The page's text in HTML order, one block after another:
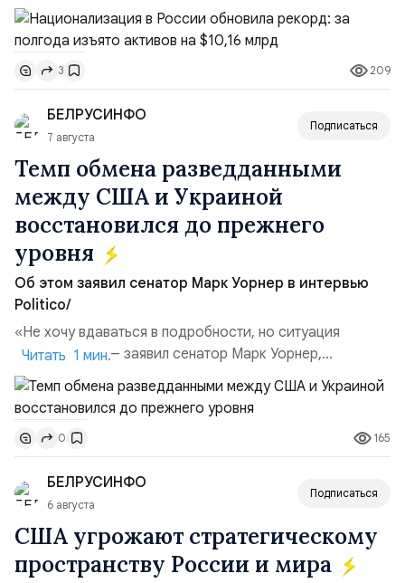
подсчитали аналитики AK&M. Это в 2,5 раза больше,
чем за аналогичный период 2025 года ($3,95 млрд).
Всего зафиксировано 15 национализационных
транзакций, которые обеспечили 42,2% денежного
объёма всего российского рынка слияний и
поглощений. Крупнейшей ...
3 209
БЕЛРУСИНФО
7 августа
Подписаться
Темп обмена разведданными
между США и Украиной
восстановился до прежнего
уровня
Об этом заявил сенатор Марк Уорнер в интервью
Politico/
«Не хочу вдаваться в подробности, но ситуация
улучшилась», — заявил сенатор Марк Уорнер,
высокопоставленный член комитета по разведке,
добавив, что использование Украиной беспилотников и
ракет большой дальности позволило ей наносить
удары вглубь российской территории и укрепило её
позиции.Сотрудничество со стороны США стало
ключом к позитивному пов...
Читать 1 мин.
0 165
БЕЛРУСИНФО
6 августа
Подписаться
США угрожают стратегическому
пространству России и мира